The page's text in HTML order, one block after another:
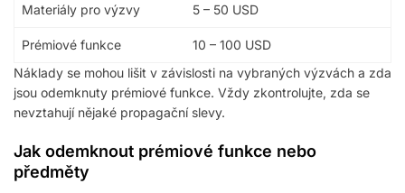
Materiály pro výzvy 5 – 50 USD
Prémiové funkce
10 – 100 USD
Náklady se mohou lišit v závislosti na vybraných výzvách a zda
jsou odemknuty prémiové funkce. Vždy zkontrolujte, zda se
nevztahují nějaké propagační slevy.
Jak odemknout prémiové funkce nebo
předměty